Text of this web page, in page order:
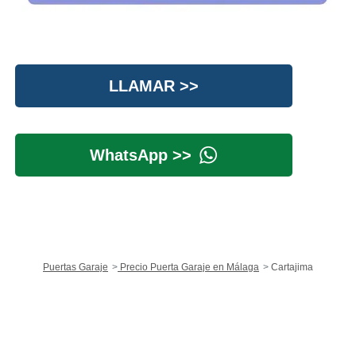
LLAMAR >>
WhatsApp >>
Puertas Garaje Precio Puerta Garaje en Málaga Cartajima